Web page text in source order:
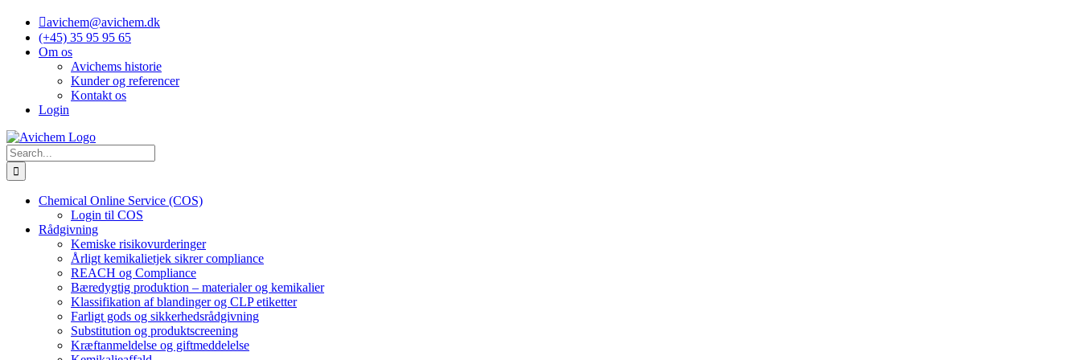
Skip
content
avichem@avichem.dk
(+45) 35 95 95 65
Om os
Avichems historie
Kunder og referencer
Kontakt os
Login
Search
for:
Chemical Online Service (COS)
Login til COS
Rådgivning
Kemiske risikovurderinger
Årligt kemikalietjek sikrer compliance
REACH og Compliance
Bæredygtig produktion – materialer og kemikalier
Klassifikation af blandinger og CLP etiketter
Farligt gods og sikkerhedsrådgivning
Substitution og produktscreening
Kræftanmeldelse og giftmeddelelse